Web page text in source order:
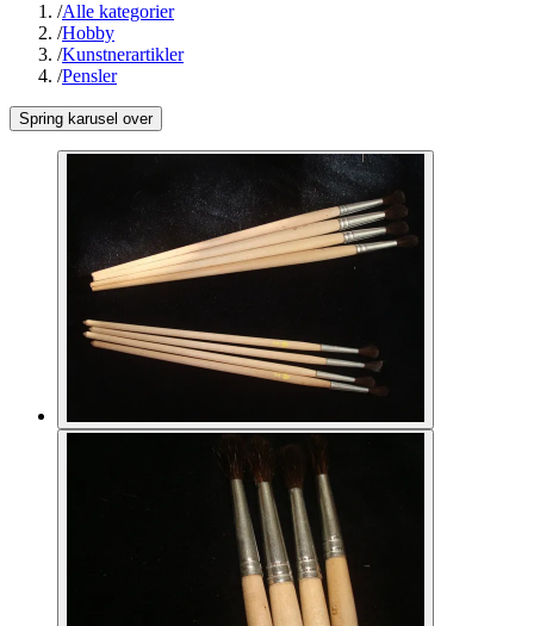
/Alle kategorier
/Hobby
/Kunstnerartikler
/Pensler
Spring karusel over